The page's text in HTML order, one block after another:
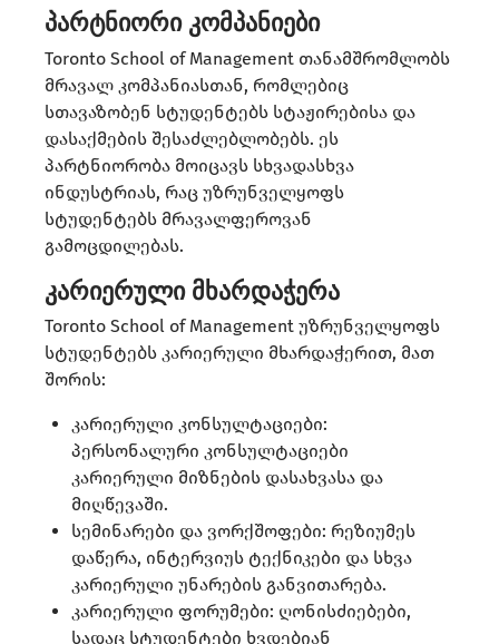
პარტნიორი კომპანიები
Toronto School of Management თანამშრომლობს
მრავალ კომპანიასთან, რომლებიც
სთავაზობენ სტუდენტებს სტაჟირებისა და
დასაქმების შესაძლებლობებს. ეს
პარტნიორობა მოიცავს სხვადასხვა
ინდუსტრიას, რაც უზრუნველყოფს
სტუდენტებს მრავალფეროვან
გამოცდილებას.
კარიერული მხარდაჭერა
Toronto School of Management უზრუნველყოფს
სტუდენტებს კარიერული მხარდაჭერით, მათ
შორის:​
კარიერული კონსულტაციები:
პერსონალური კონსულტაციები
კარიერული მიზნების დასახვასა და
მიღწევაში.​
სემინარები და ვორქშოფები: რეზიუმეს
დაწერა, ინტერვიუს ტექნიკები და სხვა
კარიერული უნარების განვითარება.​
კარიერული ფორუმები: ღონისძიებები,
სადაც სტუდენტები ხვდებიან